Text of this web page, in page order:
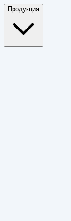
Продукция